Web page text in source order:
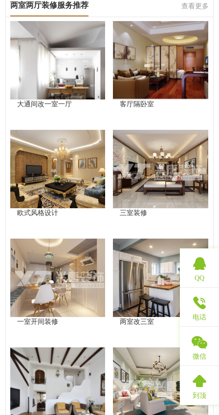
两室两厅装修服务推荐 查看更多
大通间改一室一厅 客厅隔卧室
欧式风格设计 三室装修
一室开间装修 两室改三室
QQ
电话
微信
到顶